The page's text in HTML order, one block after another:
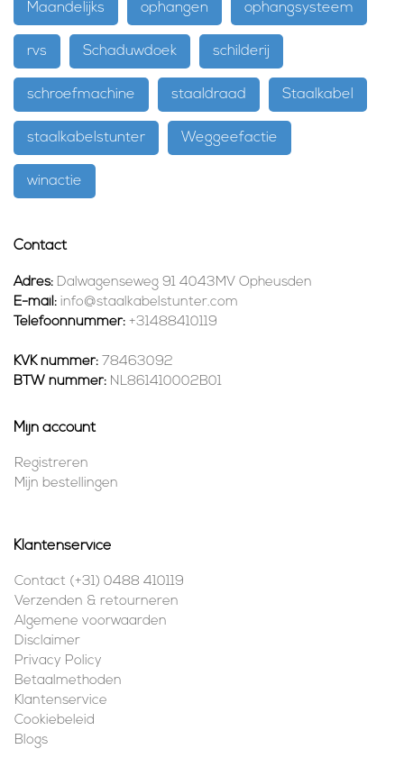
Maandelijks ophangen ophangsysteem
rvs Schaduwdoek schilderij
schroefmachine staaldraad Staalkabel
staalkabelstunter Weggeefactie
winactie
Contact
Adres: Dalwagenseweg 91 4043MV Opheusden
E-mail: info@staalkabelstunter.com
Telefoonnummer: +31488410119
KVK nummer: 78463092
BTW nummer: NL861410002B01
Mijn account
Registreren
Mijn bestellingen
Klantenservice
Contact (+31) 0488 410119
Verzenden & retourneren
Algemene voorwaarden
Disclaimer
Privacy Policy
Betaalmethoden
Klantenservice
Cookiebeleid
Blogs